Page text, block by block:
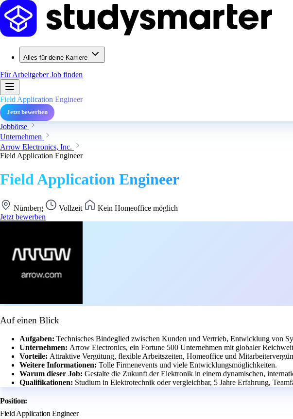
Alles für deine Karriere
Für ArbeitgeberJob finden
Field Application Engineer
Jetzt bewerben
Jobbörse
Unternehmen
Arrow Electronics, Inc.
Field Application Engineer
Field Application Engineer
Nürnberg Vollzeit
Kein Homeoffice möglich
Jetzt bewerben
Auf einen Blick
Aufgaben: Technisches Bindeglied zwischen Kunden und Vertrieb, Entwicklung von
Unternehmen: Arrow Electronics, ein Fortune 500 Unternehmen mit globaler
Vorteile: Attraktive Vergütung, flexible Arbeitszeiten, Homeoffice und
Weitere Informationen: Tolle Firmenevents und viele Entwicklungsmöglichkeiten.
Warum dieser Job: Gestalte die Zukunft der Elektronik in einem dynamischen,
Qualifikationen: Studium in Elektrotechnik oder vergleichbar, 5 Jahre Erfahrung,
Position:
Field Application Engineer